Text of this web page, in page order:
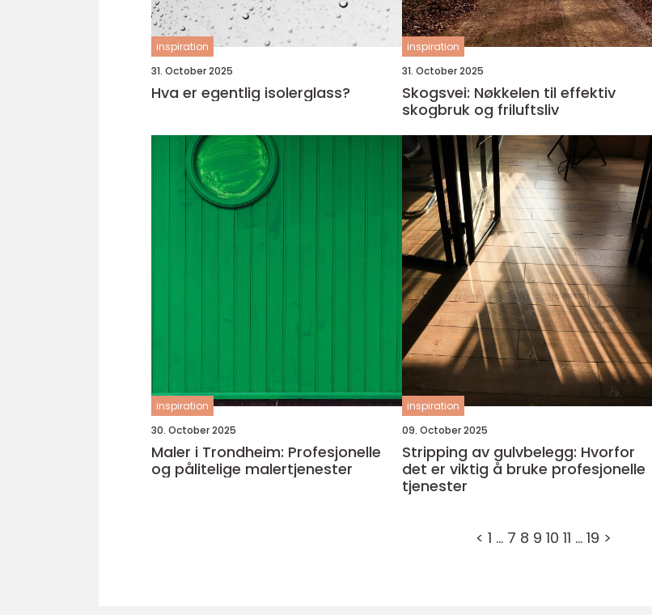
inspiration
31. October 2025
Hva er egentlig isolerglass?
inspiration
31. October 2025
Skogsvei: Nøkkelen til effektiv
skogbruk og friluftsliv
inspiration
30. October 2025
Maler i Trondheim: Profesjonelle
og pålitelige malertjenester
inspiration
09. October 2025
Stripping av gulvbelegg: Hvorfor
det er viktig å bruke profesjonelle
tjenester
< 1 … 7 8 9 10 11 … 19 >